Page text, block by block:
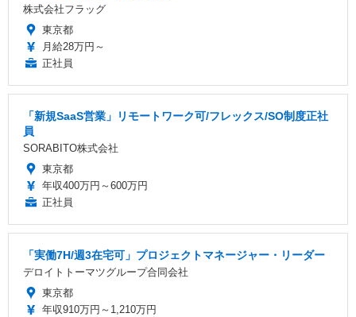
株式会社フラッグ
東京都
月給28万円～
正社員
「新規SaaS営業」リモートワーク可/フレックス/SO制度正社
員
SORABITO株式会社
東京都
年収400万円～600万円
正社員
「実働7H/週3在宅可」プロジェクトマネージャー・リーダー
デロイトトーマツグループ合同会社
東京都
年収910万円～1,210万円